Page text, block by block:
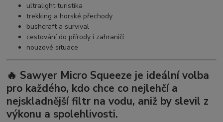
ultralight turistika
trekking a horské přechody
bushcraft a survival
cestování do přírody i zahraničí
nouzové situace
🔥 Sawyer Micro Squeeze je ideální volba
pro každého, kdo chce co nejlehčí a
nejskladnější filtr na vodu, aniž by slevil z
výkonu a spolehlivosti.